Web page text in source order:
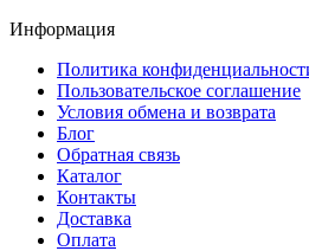
Информация
Политика
Пользовательское соглашение
Условия обмена и возврата
Блог
Обратная связь
Каталог
Контакты
Доставка
Оплата